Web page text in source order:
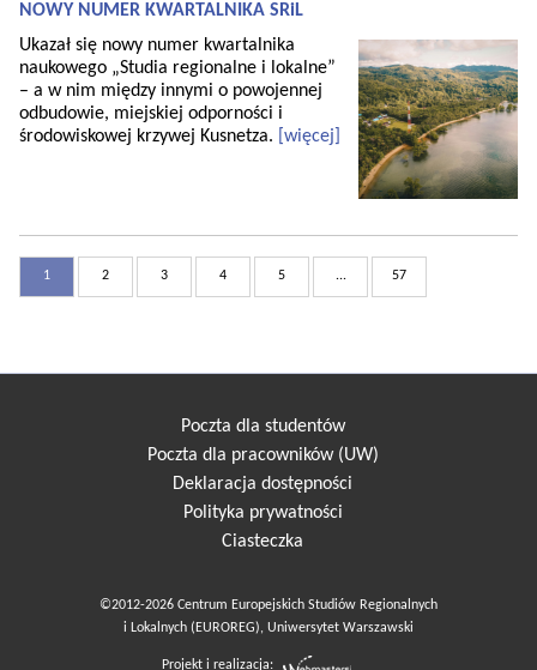
NOWY NUMER KWARTALNIKA SRiL
Ukazał się nowy numer kwartalnika
naukowego „Studia regionalne i lokalne”
– a w nim między innymi o powojennej
odbudowie, miejskiej odporności i
środowiskowej krzywej Kusnetza.
[więcej]
1 2 3 4 5 ... 57
Poczta dla studentów
Poczta dla pracowników (UW)
Deklaracja dostępności
Polityka prywatności
Ciasteczka
©2012-2026 Centrum Europejskich Studiów Regionalnych
i Lokalnych (EUROREG), Uniwersytet Warszawski
Projekt i realizacja: